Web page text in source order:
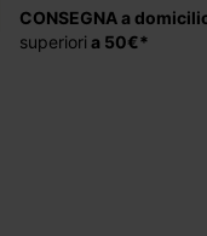
CONSEGNA a
superiori a 50€*